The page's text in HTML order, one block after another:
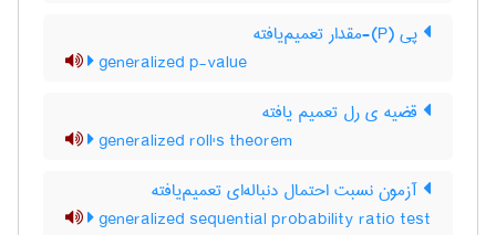
پی (P)-مقدار تعمیم‌یافته
generalized p-value
قضیه ی رل تعمیم یافته
generalized roll's theorem
آزمون نسبت احتمال دنباله‌ای تعمیم‌یافته
generalized sequential probability ratio test